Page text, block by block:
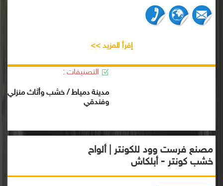
إقرأ المزيد >>
التصنيفات :
مدينة دمياط / خشب وأثاث منزلي
وفندقي
مصنع فرست وود للكونتر | ألواح
خشب كونتر - أبلكاش